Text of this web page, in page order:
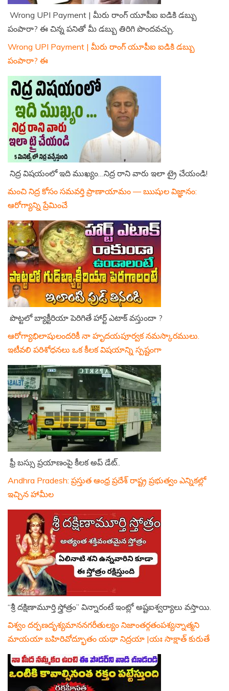
Wrong UPI Payment | మీరు రాంగ్ యూపీఐ ఐడికి డబ్బు
పంపారా? ఈ చిన్న పనితో మీ డబ్బు తిరిగి పొందవచ్చు.
Wrong UPI Payment | మీరు రాంగ్ యూపీఐ ఐడికి డబ్బు
పంపారా? ఈ
నిద్ర విషయంలో ఇది ముఖ్యం…నిద్ర రాని వారు ఇలా ట్రై చేయండి!
మంచి నిద్ర కోసం సమవర్తి ప్రాణాయామం — ఋషుల విజ్ఞానం:
ఆరోగ్యాన్ని ప్రేమించే
పొట్టలో బ్యాక్టీరియా పెరిగితే హార్ట్ ఎటాక్ వస్తుందా ?
ఆరోగ్యాభిలాషులందరికీ నా హృదయపూర్వక నమస్కారములు.
ఇటీవలి పరిశోధనలు ఒక కీలక విషయాన్ని స్పష్టంగా
ఫ్రీ బస్సు ప్రయాణంపై కీలక అప్ డేట్..
Andhra Pradesh: ప్రస్తుత ఆంధ్ర ప్రదేశ్ రాష్ట్ర ప్రభుత్వం ఎన్నికల్లో
ఇచ్చిన హామీల
“శ్రీ దక్షిణామూర్తి స్త్రోత్రం” విన్నారంటే ఇంట్లో అష్టఐశ్వర్యాలు వస్తాయి.
విశ్వం దర్పణదృశ్యమాననగరీతుల్యం నిజాంతర్గతంపశ్యన్నాత్మని
మాయయా బహిరివోద్భూతం యథా నిద్రయా |యః సాక్షాత్ కురుతే